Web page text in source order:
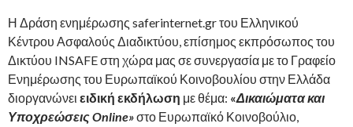
Η Δράση ενημέρωσης saferinternet.gr του Ελληνικού
Κέντρου Ασφαλούς Διαδικτύου, επίσημος εκπρόσωπος του
Δικτύου INSAFE στη χώρα μας σε συνεργασία με το Γραφείο
Ενημέρωσης του Ευρωπαϊκού Κοινοβουλίου στην Ελλάδα
διοργανώνει ειδική εκδήλωση με θέμα: «Δικαιώματα και
Υποχρεώσεις Online»στο Ευρωπαϊκό Κοινοβούλιο,